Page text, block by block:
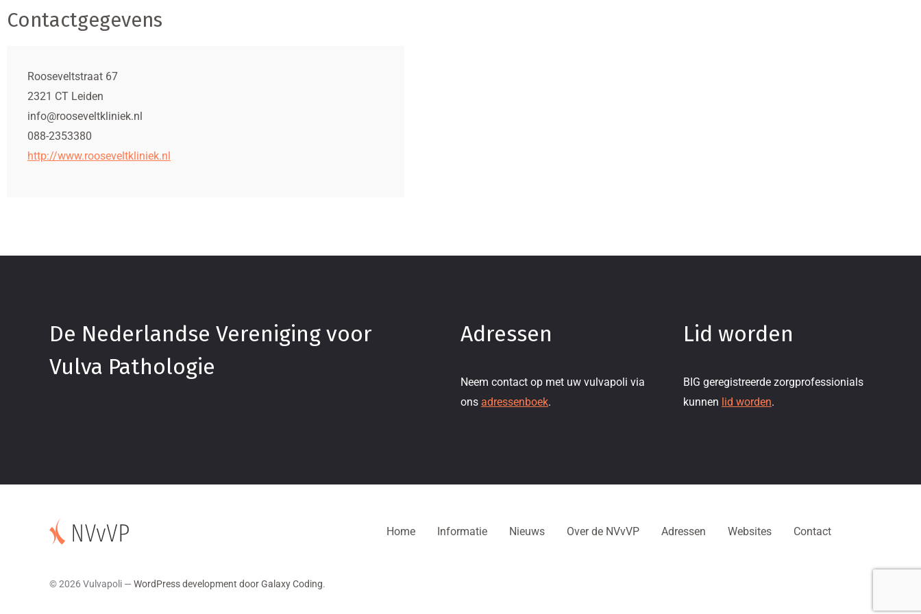
Contactgegevens
Rooseveltstraat 67
2321 CT Leiden
info@rooseveltkliniek.nl
088-2353380
http://www.rooseveltkliniek.nl
De Nederlandse Vereniging voor
Vulva Pathologie
Adressen
Neem contact op met uw vulvapoli via
ons adressenboek.
Lid worden
BIG geregistreerde zorgprofessionials
kunnen lid worden.
Home Informatie Nieuws Over de NVvVP Adressen Websites Contact
© 2026 Vulvapoli — WordPress development door Galaxy Coding.